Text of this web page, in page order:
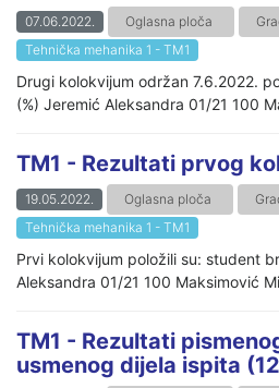
07.06.2022. Oglasna ploča
Tehnička mehanika 1 - TM1
Drugi kolokvijum održan 7.6.2022.
(%) Jeremić Aleksandra 01/21 100
TM1 - Rezultati prvog
19.05.2022. Oglasna ploča
Tehnička mehanika 1 - TM1
Prvi kolokvijum položili su: student
Aleksandra 01/21 100 Maksimović
TM1 - Rezultati
usmenog dijela ispita